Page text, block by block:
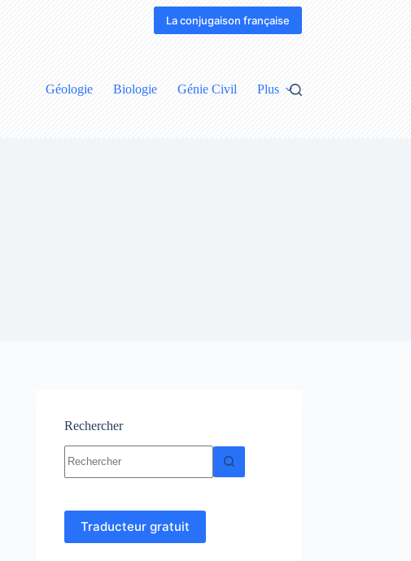
La conjugaison française
Géologie Biologie Génie Civil Plus
Rechercher
résultat
Traducteur gratuit